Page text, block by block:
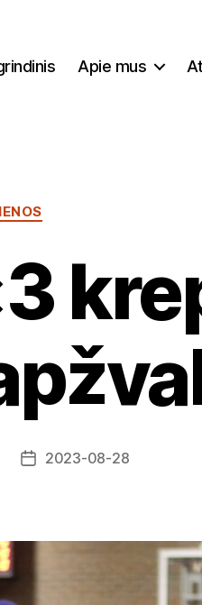
Apie mus
Kategorijos
Įrašo2023-08-28